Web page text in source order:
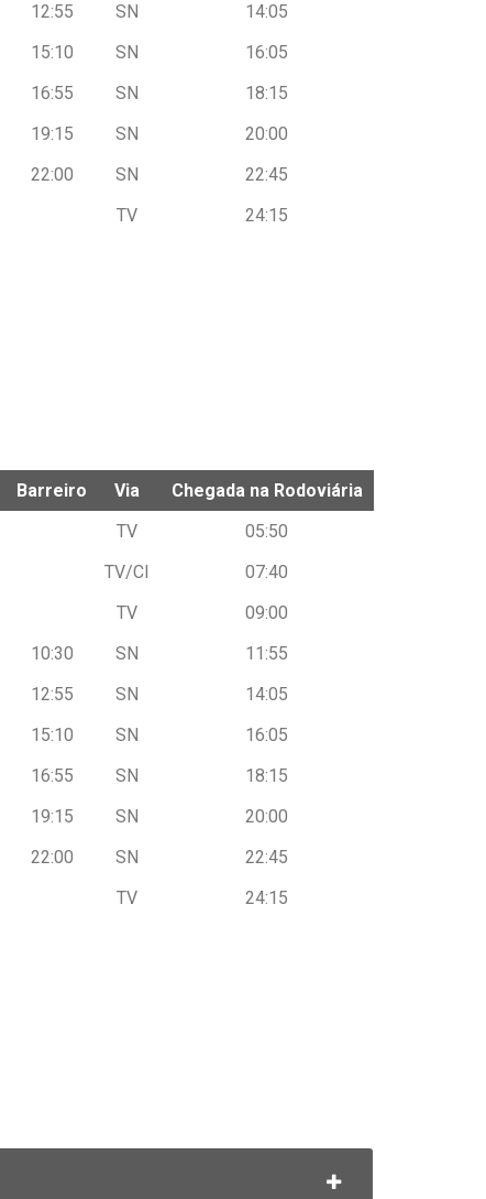
12:55 SN
14:05
15:10 SN
16:05
16:55 SN
18:15
19:15 SN
20:00
22:00 SN
22:45
TV 24:15
Barreiro Via
Chegada na Rodoviária
Via Chegada na Rodoviária
TV
05:50
TV/CI
07:40
TV
09:00
10:30 SN
11:55
12:55 SN
14:05
15:10 SN
16:05
16:55 SN
18:15
19:15 SN
20:00
22:00 SN
22:45
TV 24:15